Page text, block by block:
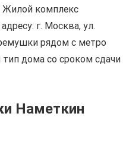
Жилой комплекс
г. Москва, ул.
рядом с метро
дома со сроком сдачи
Наметкин